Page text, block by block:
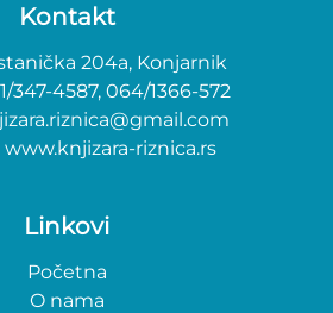
Kontakt
204a, Konjarnik
347-4587, 064/1366-572
www.knjizara-riznica.rs
Linkovi
Početna
O nama